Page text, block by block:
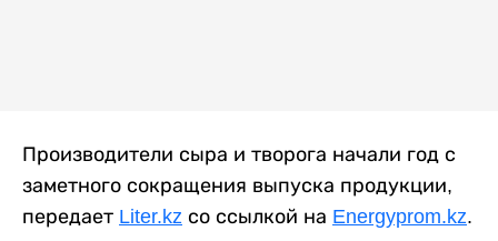
Производители сыра и творога начали год с
заметного сокращения выпуска продукции,
передает Liter.kz со ссылкой на Energyprom.kz.